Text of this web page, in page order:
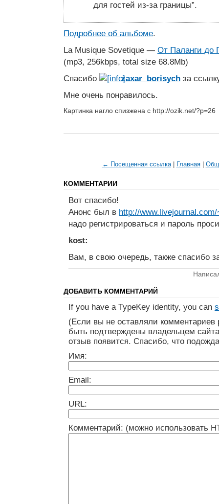
для гостей из-за границы”.
Подробнее об альбоме.
La Musique Sovetique — От Паланги до
(mp3, 256kbps, total size 68.8Mb)
Спасибо
zaxar_borisych за
Мне очень понравилось.
Картинка нагло спизжена с http://ozik.net/?p=26
← Посещенная ссылка| Главная|
КОММЕНТАРИИ
Вот спасибо!
Анонс был в http://
надо регистрироваться и пароль
kost:
Вам, в свою очередь, также спасибо
ДОБАВИТЬ КОММЕНТАРИЙ
If you have a TypeKey identity, you can
(Если вы не оставляли
быть подтверждены владельцем
отзыв появится. Спасибо, что
Имя:
Email:
URL:
Комментарий: (можно использовать